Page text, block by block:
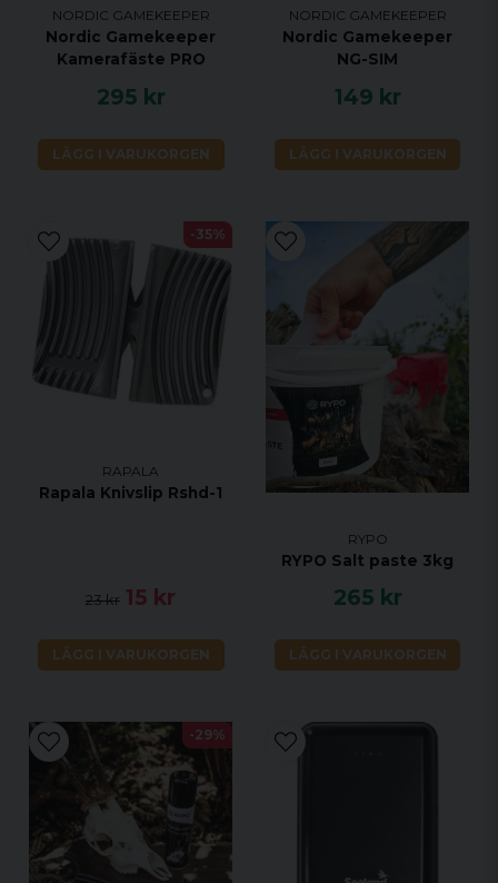
NORDIC GAMEKEEPER
Nordic Gamekeeper
Kamerafäste PRO
295 kr
LÄGG I VARUKORGEN
NORDIC GAMEKEEPER
Nordic Gamekeeper
NG-SIM
149 kr
LÄGG I VARUKORGEN
RAPALA
Rapala Knivslip Rshd-1
23 kr 15 kr
LÄGG I VARUKORGEN
-35%
RYPO
RYPO Salt paste 3kg
265 kr
LÄGG I VARUKORGEN
-29%